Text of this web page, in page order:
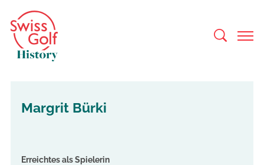
Margrit Bürki
Erreichtes als Spielerin